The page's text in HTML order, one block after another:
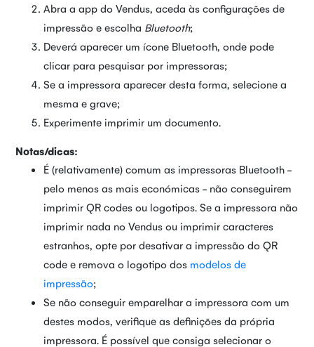
Abra a app do Vendus, aceda às configurações de
impressão e escolha Bluetooth;
Deverá aparecer um ícone Bluetooth, onde pode
clicar para pesquisar por impressoras;
Se a impressora aparecer desta forma, selecione a
mesma e grave;
Experimente imprimir um documento.
Notas/dicas:
É (relativamente) comum as impressoras Bluetooth -
pelo menos as mais económicas - não conseguirem
imprimir QR codes ou logotipos. Se a impressora não
imprimir nada no Vendus ou imprimir caracteres
estranhos, opte por desativar a impressão do QR
code e remova o logotipo dos modelos de
impressão;
Se não conseguir emparelhar a impressora com um
destes modos, verifique as definições da própria
impressora. É possível que consiga selecionar o